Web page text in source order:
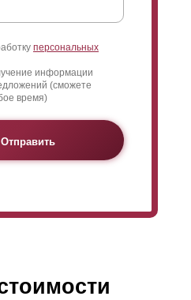
персональных
информации
(сможете
время)
Отправить